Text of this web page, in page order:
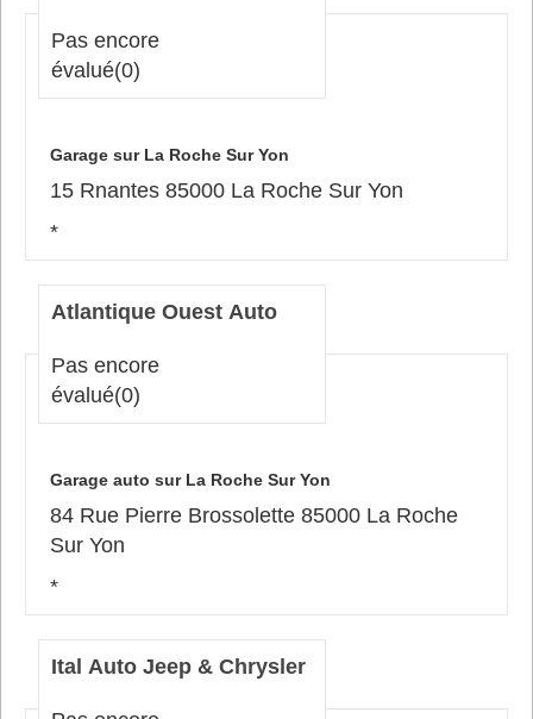
Pas encore
évalué(0)
Garage sur La Roche Sur Yon
15 Rnantes 85000 La Roche Sur Yon
*
Atlantique Ouest Auto
Pas encore
évalué(0)
Garage auto sur La Roche Sur Yon
84 Rue Pierre Brossolette 85000 La Roche
Sur Yon
*
Ital Auto Jeep & Chrysler